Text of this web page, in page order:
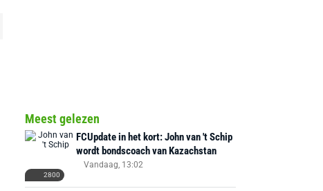
Meest gelezen
2800
FCUpdate in het kort: John van 't Schip
wordt bondscoach van Kazachstan
Vandaag, 13:02